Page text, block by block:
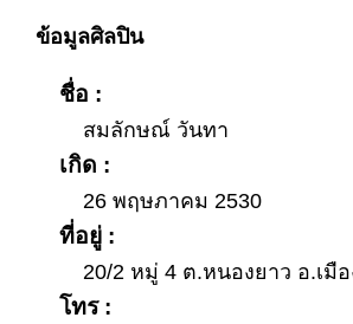
ข้อมูลศิลปิน
ชื่อ :
สมลักษณ์ วันทา
เกิด :
26 พฤษภาคม 2530
ที่อยู่ :
20/2 หมู่ 4 ต.หนองยาว อ.เมื
โทร :